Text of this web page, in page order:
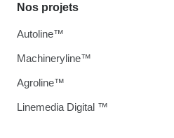
Nos projets
Autoline™
Machineryline™
Agroline™
Linemedia Digital ™